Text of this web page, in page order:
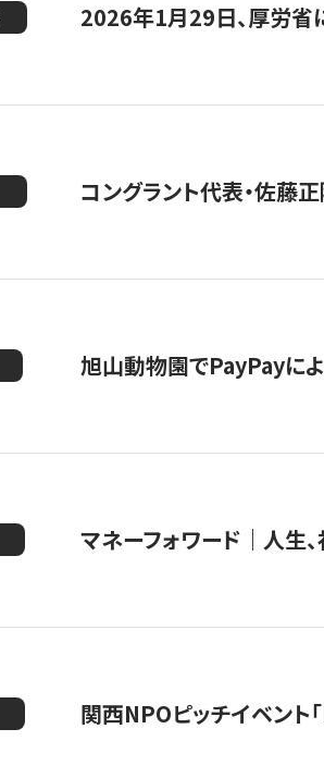
2026年1月29日、厚労省
コングラント代表・佐藤
旭山動物園でPayPayに
マネーフォワード｜人生
関西NPOピッチイベント